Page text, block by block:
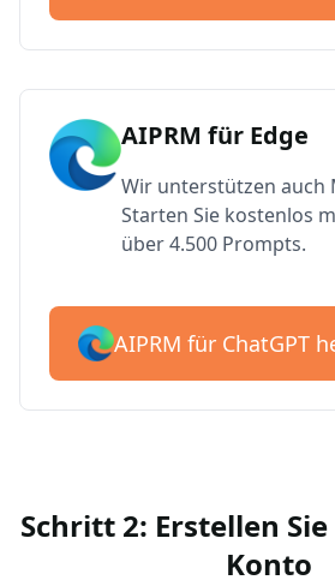
AIPRM für Edge
Wir unterstützen auch
Starten Sie kostenlos
über 4.500 Prompts.
AIPRM für ChatGPT
Schritt 2: Erstellen Sie
Konto